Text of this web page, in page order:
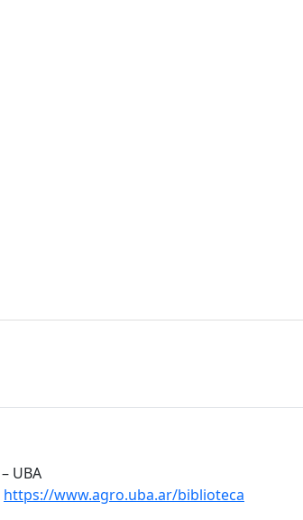
UBA
https://www.agro.uba.ar/biblioteca